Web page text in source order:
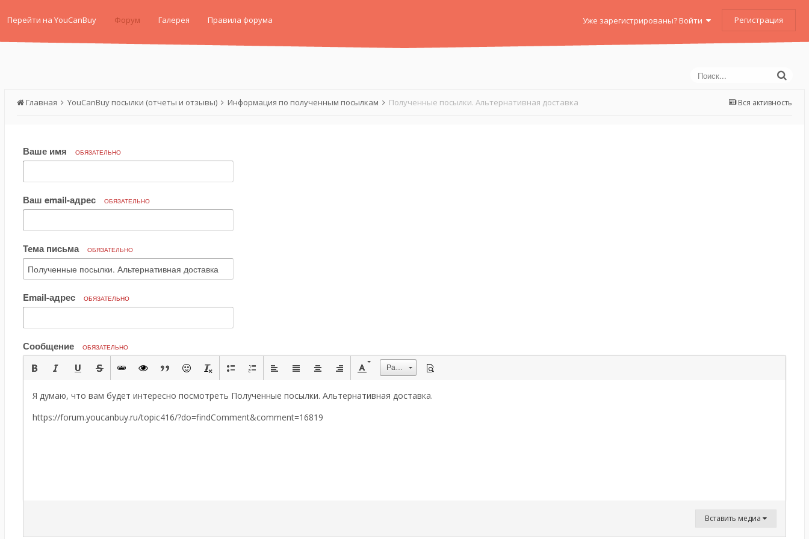
Перейти на YouCanBuy Форум Галерея Правила форума Уже зарегистрированы? Войти Регистрация
Вся активность
Главная YouCanBuy посылки (отчеты и отзывы) Информация по полученным посылкам Полученные посылки. Альтернативная доставка
Ваше имя ОБЯЗАТЕЛЬНО
Ваш email-адрес ОБЯЗАТЕЛЬНО
Тема письма ОБЯЗАТЕЛЬНО
Email-адрес ОБЯЗАТЕЛЬНО
Сообщение ОБЯЗАТЕЛЬНО
Размер
Я думаю, что вам будет интересно посмотреть Полученные посылки. Альтернативная доставка.
https://forum.youcanbuy.ru/topic416/?do=findComment&comment=16819
Вставить медиа